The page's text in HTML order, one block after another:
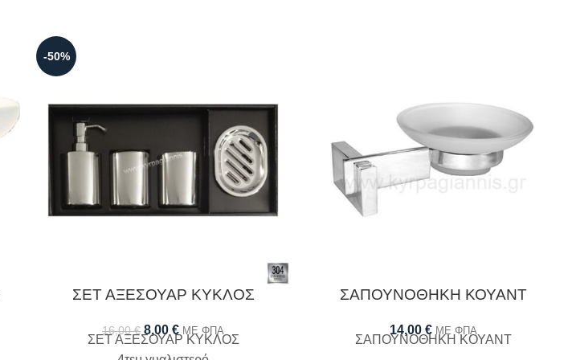
-50%
ΣΕΤ ΑΞΕΣΟΥΑΡ ΚΥΚΛΟΣ
16,00€ 8,00 € ΜΕ ΦΠΑ
ΣΕΤ ΑΞΕΣΟΥΑΡ KΥΚΛΟΣ
ΣΑΠΟΥΝΟΘΗΚΗ ΚΟΥΑΝΤ
14,00 € ΜΕ ΦΠΑ
ΣΑΠΟΥΝΟΘΗΚΗ ΚΟΥΑΝΤ